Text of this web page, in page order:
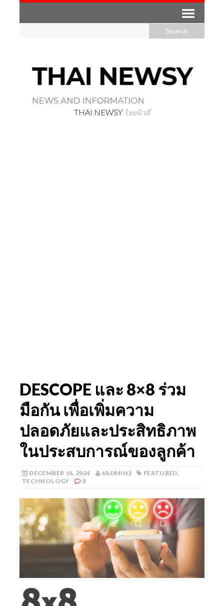
THAI NEWSY ไทยนิวสี่
DESCOPE และ 8×8 ร่วม
มือกัน เพื่อเพิ่มความ
ปลอดภัยและประสิทธิภาพ
ในประสบการณ์ของลูกค้า
DECEMBER 16, 2024 6ADMIN2 FEATURED,
TECHNOLOGY
0